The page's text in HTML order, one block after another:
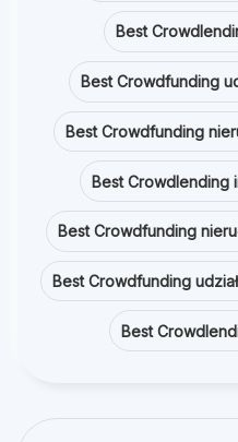
Best
Best Crowdfunding
Best Crowdfunding
Best Crowdlending
Best Crowdfunding
Best Crowdfunding
Best